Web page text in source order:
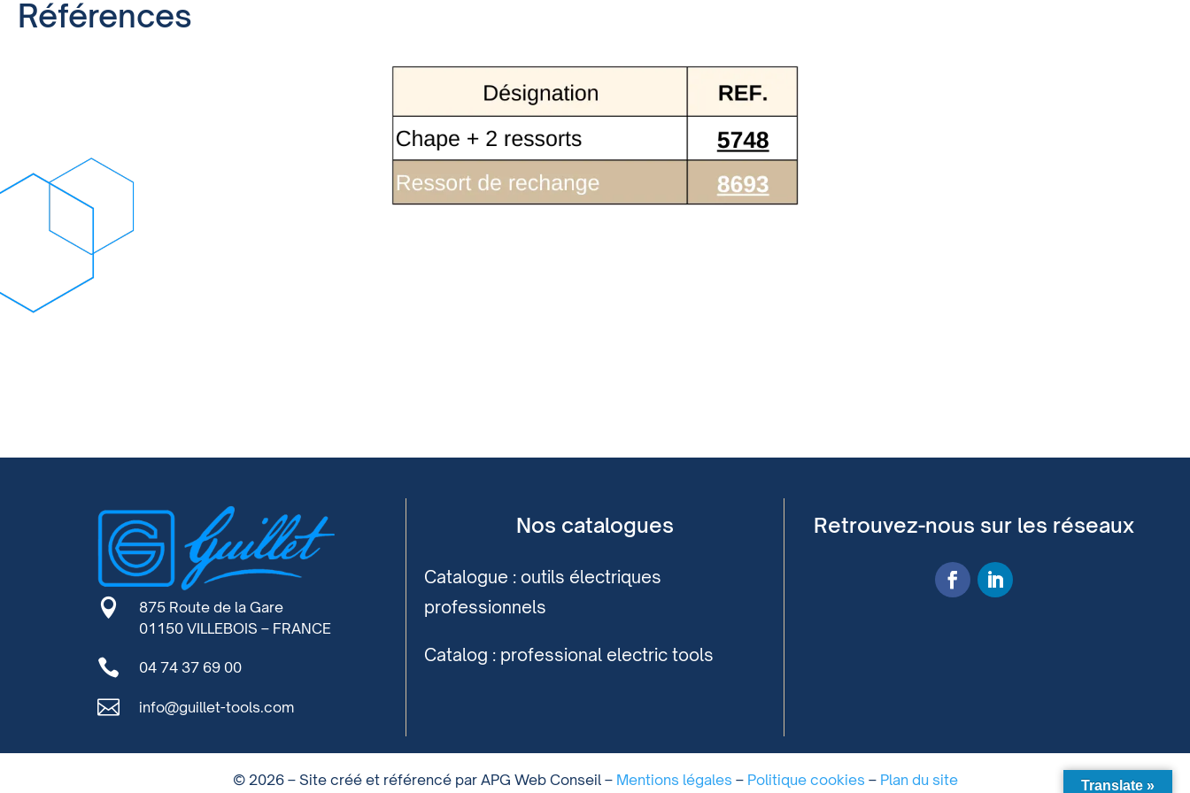
Références

875 Route de la Gare
01150 VILLEBOIS – FRANCE
 04 74 37 69 00
 info@guillet-tools.com
Nos catalogues
Catalogue : outils électriques
professionnels
Catalog : professional electric tools
Retrouvez-nous sur les réseaux
© 2026 – Site créé et référencé par APG Web Conseil – Mentions légales – Politique cookies – Plan du site Translate »